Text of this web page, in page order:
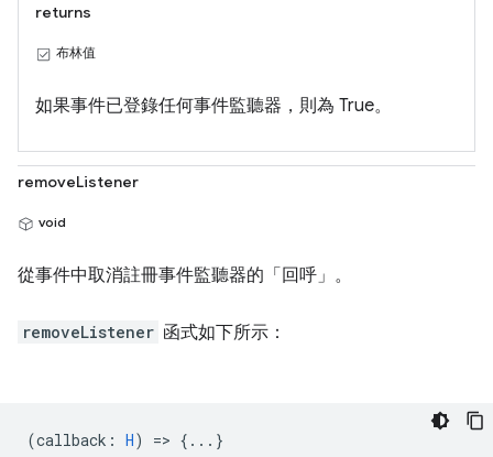
returns
布林值
如果事件已登錄任何事件監聽器，則為 True。
removeListener
void
從事件中取消註冊事件監聽器的「回呼」 。
removeListener 函式如下所示：
(callback : H) => {...}